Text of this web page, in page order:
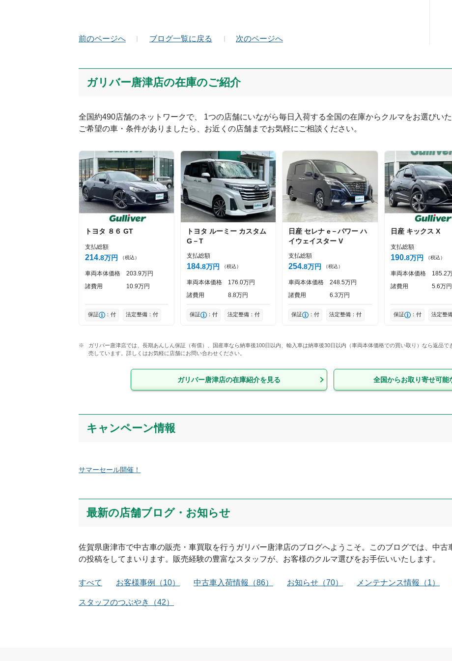
Captcha
投稿する
前のページへ ブログ一覧に戻る 次のページへ
ガリバー唐津店の在庫のご紹介
全国約490店舗のネットワークで、 1つの店舗にいながら毎日入荷する全国の在庫からクルマをお選びいた
ご希望の車・条件がありましたら、お近くの店舗までお気軽にご相談ください。
トヨタ ８６ GT
支払総額
214 8万円 （税込）
車両本体価格 203 9万円
諸費用
10 9万円
保証 ：付 法定整備：付
トヨタ ルーミー カスタム
G－T
支払総額
184 8万円 （税込）
車両本体価格 176 0万円
諸費用
8 8万円
保証 ：付 法定整備：付
日産 セレナ e－パワー ハ
イウェイスター V
支払総額
254 8万円 （税込）
車両本体価格 248 5万円
諸費用
6 3万円
保証 ：付 法定整備：付
日産 キックス X
支払総額
190 8万円 （税込）
車両本体価格 185 2
諸費用
5 6万円
保証 ：付 法定整
ガリバー唐津店では、長期あんしん保証（有償）、国産車なら納車後100日以内、輸入車は納車後30日以内（車両本体価格での買い取り）なら返品
売しています。詳しくはお気軽に店舗にお問い合わせください。
ガリバー唐津店の在庫紹介を見る 全国からお取り寄せ可能
キャンペーン情報
サマーセール開催！
最新の店舗ブログ・お知らせ
佐賀県唐津市で中古車の販売・車買取を行う ガリバー唐津店のブログへようこそ。このブログでは、中
の投稿をしてまいります。販売経験の豊富なスタッフが、お客様のクルマ選びをお手伝いいたします。
すべて お客様事例 （10） 中古車入荷情報 （86） お知らせ （70） メンテナンス情報 （1）
スタッフのつぶやき （42）